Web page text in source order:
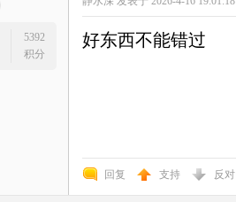
5392
积分
好东西不能错过
回复 支持 反对